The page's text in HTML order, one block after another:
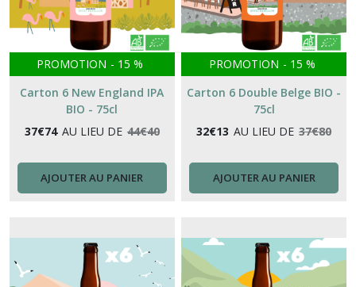
PROMOTION - 15 %
Carton 6 New England IPA
BIO - 75cl
37€74 AU LIEU DE 44€40
AJOUTER AU PANIER
PROMOTION - 15 %
Carton 6 Double Belge BIO -
75cl
32€13 AU LIEU DE 37€80
AJOUTER AU PANIER